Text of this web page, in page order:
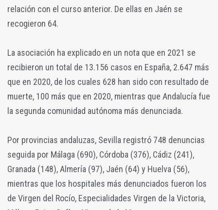
relación con el curso anterior. De ellas en Jaén se
recogieron 64.
La asociación ha explicado en un nota que en 2021 se
recibieron un total de 13.156 casos en España, 2.647 más
que en 2020, de los cuales 628 han sido con resultado de
muerte, 100 más que en 2020, mientras que Andalucía fue
la segunda comunidad autónoma más denunciada.
Por provincias andaluzas, Sevilla registró 748 denuncias
seguida por Málaga (690), Córdoba (376), Cádiz (241),
Granada (148), Almería (97), Jaén (64) y Huelva (56),
mientras que los hospitales más denunciados fueron los
de Virgen del Rocío, Especialidades Virgen de la Victoria,